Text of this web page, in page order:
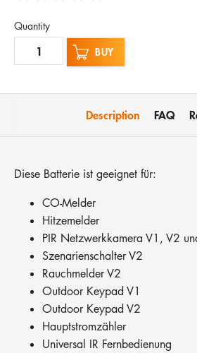
Quantity
BUY
Description FAQ
Diese Batterie ist geeignet für:
CO-Melder
Hitzemelder
PIR Netzwerkkamera V1, V2
Szenarienschalter V2
Rauchmelder V2
Outdoor Keypad V1
Outdoor Keypad V2
Hauptstromzähler
Universal IR Fernbedienung